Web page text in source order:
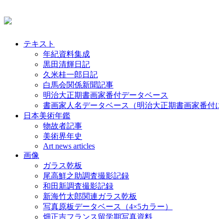
テキスト
年紀資料集成
黒田清輝日記
久米桂一郎日記
白馬会関係新聞記事
明治大正期書画家番付データベース
書画家人名データベース（明治大正期書画家番付
日本美術年鑑
物故者記事
美術界年史
Art news articles
画像
ガラス乾板
尾高鮮之助調査撮影記録
和田新調査撮影記録
新海竹太郎関連ガラス乾板
写真原板データベース（4×5カラー）
畑正吉フランス留学期写真資料